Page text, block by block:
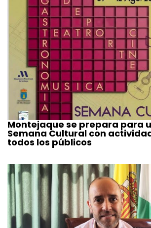
Montejaque se prepara para
Semana Cultural con
todos los públicos